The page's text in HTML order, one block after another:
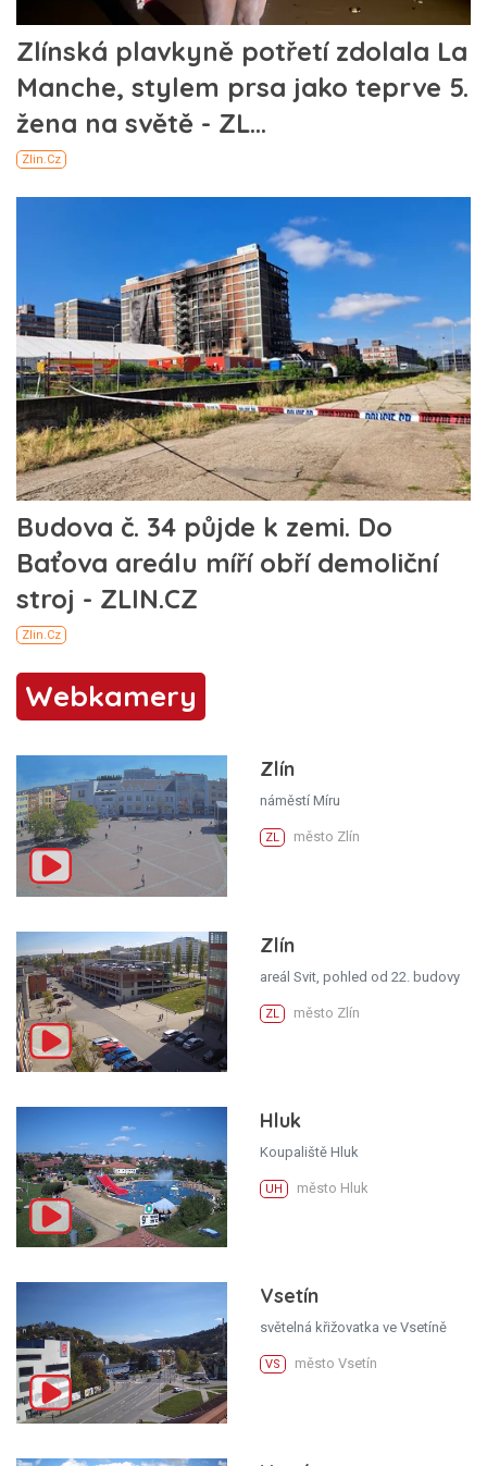
Webkamery
Zlín
náměstí Míru
ZL město Zlín
Zlín
areál Svit, pohled od 22. budovy
ZL město Zlín
Hluk
Koupaliště Hluk
UH město Hluk
Vsetín
světelná křižovatka ve Vsetíně
VS město Vsetín